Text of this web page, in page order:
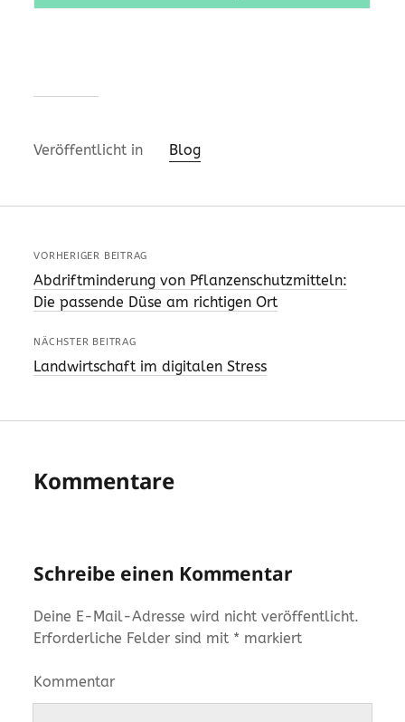
Veröffentlicht in Blog
VORHERIGER BEITRAG
Abdriftminderung von Pflanzenschutzmitteln:
Die passende Düse am richtigen Ort
NÄCHSTER BEITRAG
Landwirtschaft im digitalen Stress
Kommentare
Schreibe einen Kommentar
Deine E-Mail-Adresse wird nicht veröffentlicht.
Erforderliche Felder sind mit * markiert
Kommentar